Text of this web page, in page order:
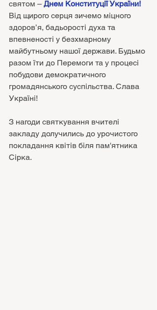
святом – Днем Конституції України!
Від щирого серця зичемо міцного
здоров’я, бадьорості духа та
впевненості у безхмарному
майбутньому нашої держави. Будьмо
разом їти до Перемоги та у процесі
побудови демократичного
громадянського суспільства. Слава
Україні!
З нагоди святкування вчителі
закладу долучились до урочистого
покладання квітів біля пам'ятника
Сірка.